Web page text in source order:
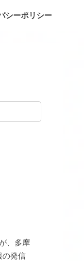
シーポリシー
、多摩
の発信